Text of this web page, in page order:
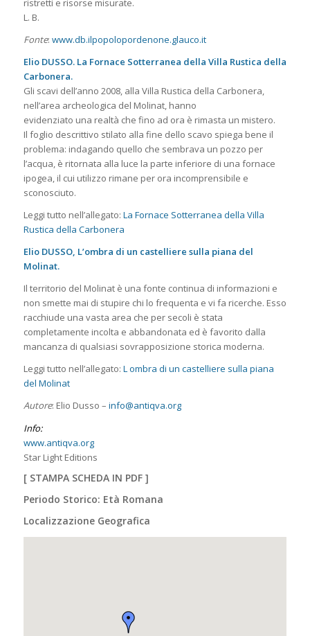
ristretti e risorse misurate.
L. B.
Fonte: www.db.ilpopolopordenone.glauco.it
Elio DUSSO. La Fornace Sotterranea della Villa Rustica della
Carbonera.
Gli scavi dell’anno 2008, alla Villa Rustica della Carbonera,
nell’area archeologica del Molinat, hanno
evidenziato una realtà che fino ad ora è rimasta un mistero.
Il foglio descrittivo stilato alla fine dello scavo spiega bene il
problema: indagando quello che sembrava un pozzo per
l’acqua, è ritornata alla luce la parte inferiore di una fornace
ipogea, il cui utilizzo rimane per ora incomprensibile e
sconosciuto.
Leggi tutto nell’allegato: La Fornace Sotterranea della Villa
Rustica della Carbonera
Elio DUSSO, L’ombra di un castelliere sulla piana del
Molinat.
Il territorio del Molinat è una fonte continua di informazioni e
non smette mai di stupire chi lo frequenta e vi fa ricerche. Esso
racchiude una vasta area che per secoli è stata
completamente incolta e abbandonata ed è favorito dalla
mancanza di qualsiasi sovrapposizione storica moderna.
Leggi tutto nell’allegato: L ombra di un castelliere sulla piana
del Molinat
Autore: Elio Dusso – info@antiqva.org
Info:
www.antiqva.org
Star Light Editions
[ STAMPA SCHEDA IN PDF]
Periodo Storico: Età Romana
Localizzazione Geografica